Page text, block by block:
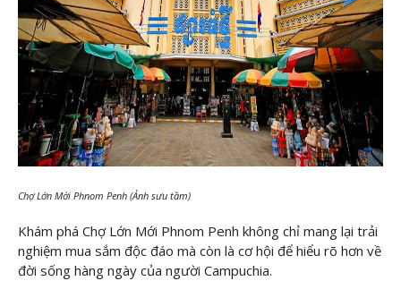
Chợ Lớn Mới Phnom Penh (Ảnh sưu tầm)
Khám phá Chợ Lớn Mới Phnom Penh không chỉ mang lại trải
nghiệm mua sắm độc đáo mà còn là cơ hội để hiểu rõ hơn về
đời sống hàng ngày của người Campuchia.